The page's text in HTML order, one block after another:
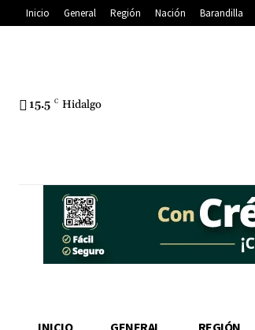
Inicio General Región Nación Barandilla
15.5 C Hidalgo